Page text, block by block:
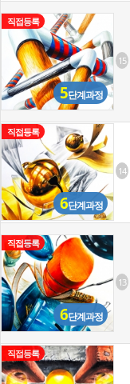
5단계과정
직접등록
15
6단계과정
직접등록
14
6단계과정
직접등록
13
직접등록